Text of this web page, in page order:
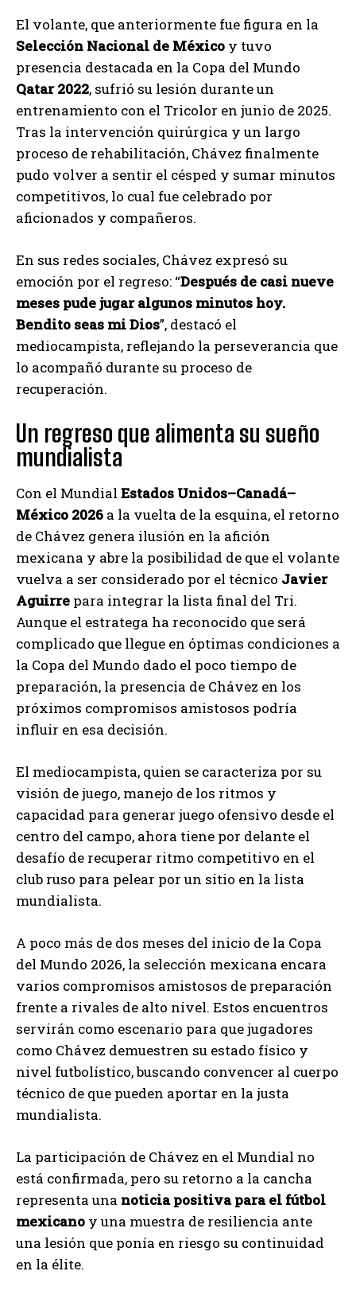
El volante, que anteriormente fue figura en la
Selección Nacional de México y tuvo
presencia destacada en la Copa del Mundo
Qatar 2022, sufrió su lesión durante un
entrenamiento con el Tricolor en junio de 2025.
Tras la intervención quirúrgica y un largo
proceso de rehabilitación, Chávez finalmente
pudo volver a sentir el césped y sumar minutos
competitivos, lo cual fue celebrado por
aficionados y compañeros.
En sus redes sociales, Chávez expresó su
emoción por el regreso: “Después de casi nueve
meses pude jugar algunos minutos hoy.
Bendito seas mi Dios”, destacó el
mediocampista, reflejando la perseverancia que
lo acompañó durante su proceso de
recuperación.
Un regreso que alimenta su sueño
mundialista
Con el Mundial Estados Unidos–Canadá–
México 2026 a la vuelta de la esquina, el retorno
de Chávez genera ilusión en la afición
mexicana y abre la posibilidad de que el volante
vuelva a ser considerado por el técnico Javier
Aguirre para integrar la lista final del Tri.
Aunque el estratega ha reconocido que será
complicado que llegue en óptimas condiciones a
la Copa del Mundo dado el poco tiempo de
preparación, la presencia de Chávez en los
próximos compromisos amistosos podría
influir en esa decisión.
El mediocampista, quien se caracteriza por su
visión de juego, manejo de los ritmos y
capacidad para generar juego ofensivo desde el
centro del campo, ahora tiene por delante el
desafío de recuperar ritmo competitivo en el
club ruso para pelear por un sitio en la lista
mundialista.
A poco más de dos meses del inicio de la Copa
del Mundo 2026, la selección mexicana encara
varios compromisos amistosos de preparación
frente a rivales de alto nivel. Estos encuentros
servirán como escenario para que jugadores
como Chávez demuestren su estado físico y
nivel futbolístico, buscando convencer al cuerpo
técnico de que pueden aportar en la justa
mundialista.
La participación de Chávez en el Mundial no
está confirmada, pero su retorno a la cancha
representa una noticia positiva para el fútbol
mexicano y una muestra de resiliencia ante
una lesión que ponía en riesgo su continuidad
en la élite.